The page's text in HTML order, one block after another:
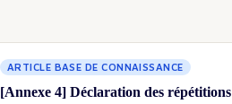
ARTICLE BASE DE CONNAISSANCE
[Annexe 4] Déclaration des répétitions